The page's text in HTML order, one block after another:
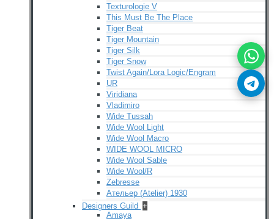
Texturologie V
This Must Be The Place
Tiger Beat
Tiger Mountain
Tiger Silk
Tiger Snow
Twist Again/Lora Logic/Engram
UR
Viridiana
Vladimiro
Wide Tussah
Wide Wool Light
Wide Wool Macro
WIDE WOOL MICRO
Wide Wool Sable
Wide Wool/R
Zebresse
Ательер (Atelier) 1930
Designers Guild +
Amaya